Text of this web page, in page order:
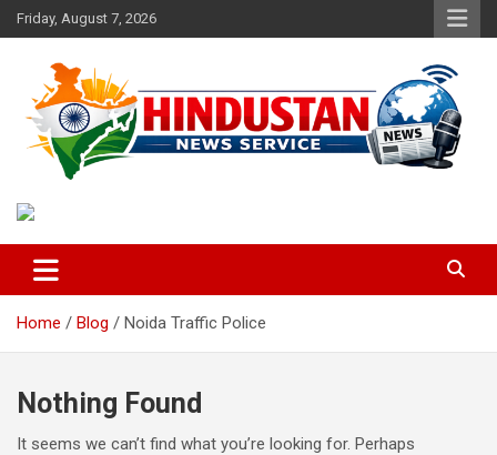
Skip
to
Friday, August 7, 2026
Hindustan News Service
Home Blog Noida Traffic Police
Nothing Found
It seems we can’t find what you’re looking for. Perhaps